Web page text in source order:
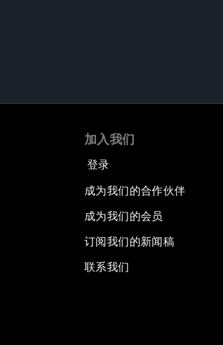
加入我们
登录
成为我们的合作伙伴
成为我们的会员
订阅我们的新闻稿
联系我们